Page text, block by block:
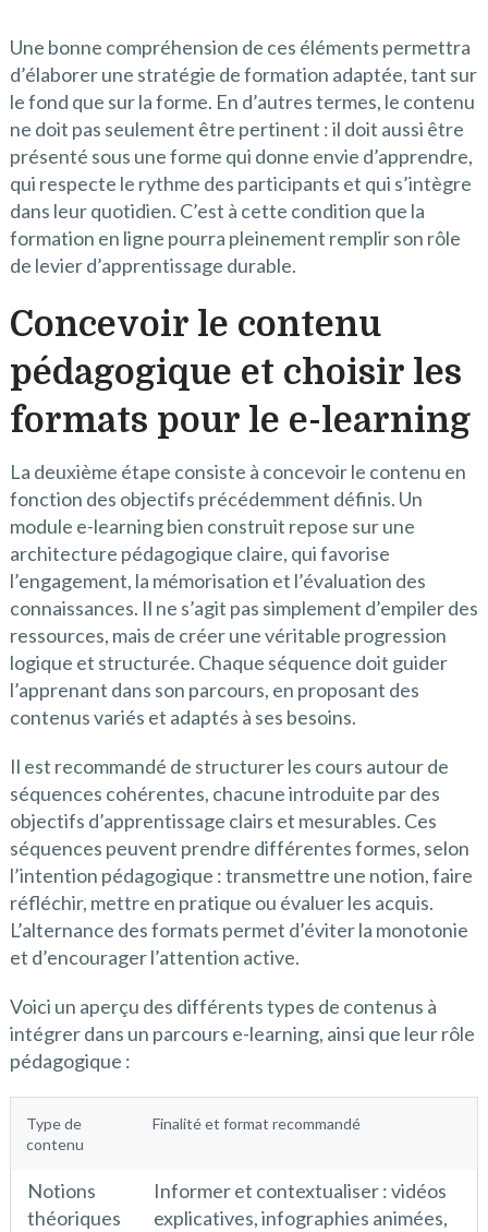
Une bonne compréhension de ces éléments permettra
d’élaborer une stratégie de formation adaptée, tant sur
le fond que sur la forme. En d’autres termes, le contenu
ne doit pas seulement être pertinent : il doit aussi être
présenté sous une forme qui donne envie d’apprendre,
qui respecte le rythme des participants et qui s’intègre
dans leur quotidien. C’est à cette condition que la
formation en ligne pourra pleinement remplir son rôle
de levier d’apprentissage durable.
Concevoir le contenu
pédagogique et choisir les
formats pour le e-learning
La deuxième étape consiste à concevoir le contenu en
fonction des objectifs précédemment définis. Un
module e-learning bien construit repose sur une
architecture pédagogique claire, qui favorise
l’engagement, la mémorisation et l’évaluation des
connaissances. Il ne s’agit pas simplement d’empiler des
ressources, mais de créer une véritable progression
logique et structurée. Chaque séquence doit guider
l’apprenant dans son parcours, en proposant des
contenus variés et adaptés à ses besoins.
Il est recommandé de structurer les cours autour de
séquences cohérentes, chacune introduite par des
objectifs d’apprentissage clairs et mesurables. Ces
séquences peuvent prendre différentes formes, selon
l’intention pédagogique : transmettre une notion, faire
réfléchir, mettre en pratique ou évaluer les acquis.
L’alternance des formats permet d’éviter la monotonie
et d’encourager l’attention active.
Voici un aperçu des différents types de contenus à
intégrer dans un parcours e-learning, ainsi que leur rôle
pédagogique :
Type de
contenu
Finalité et format recommandé
Notions
théoriques
Informer et contextualiser : vidéos
explicatives, infographies animées,